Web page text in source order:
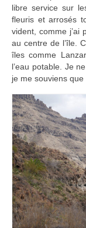
libre service sur
fleuris et arrosés
vident, comme j’ai
au centre de l’île.
îles comme
l’eau potable. Je
je me souviens